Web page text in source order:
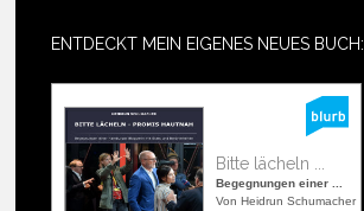
ENTDECKT MEIN EIGENES NEUES BUCH:
Bitte lächeln ...
Begegnungen einer ...
Von Heidrun Schumacher